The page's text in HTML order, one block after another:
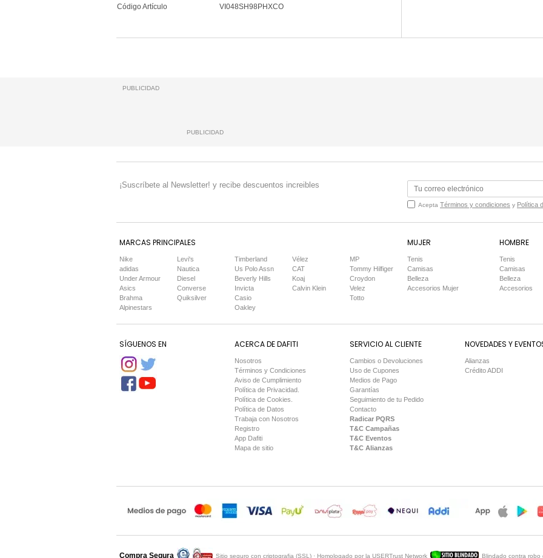
Código Artículo
VI048SH98PHXCO
PUBLICIDAD
PUBLICIDAD
¡Suscríbete al Newsletter! y recibe descuentos increibles
Acepta Términos y condiciones y Política
MARCAS PRINCIPALES
Nike
adidas
Under Armour
Asics
Brahma
Alpinestars
Levi's
Nautica
Diesel
Converse
Quiksilver
Timberland
Us Polo Assn
Beverly Hills
Invicta
Casio
Oakley
Vélez
CAT
Koaj
Calvin Klein
MP
Tommy Hilfiger
Croydon
Velez
Totto
MUJER
Tenis
Camisas
Belleza
Accesorios Mujer
HOMBRE
Tenis
Camisas
Belleza
Accesorios
SÍGUENOS EN ACERCA DE DAFITI
Nosotros
Términos y Condiciones
Aviso de Cumplimiento
Política de Privacidad.
Política de Cookies.
Política de Datos
Trabaja con Nosotros
Registro
App Dafiti
Mapa de sitio
SERVICIO AL CLIENTE
Cambios o Devoluciones
Uso de Cupones
Medios de Pago
Garantías
Seguimiento de tu Pedido
Contacto
Radicar PQRS
T&C Campañas
T&C Eventos
T&C Alianzas
NOVEDADES Y
Alianzas
Crédito ADDI
Compra Segura
Compra asegurada por Sitio seguro con criptografia (SSL) · Homologado por la USERTrust Network Blindado contra robo